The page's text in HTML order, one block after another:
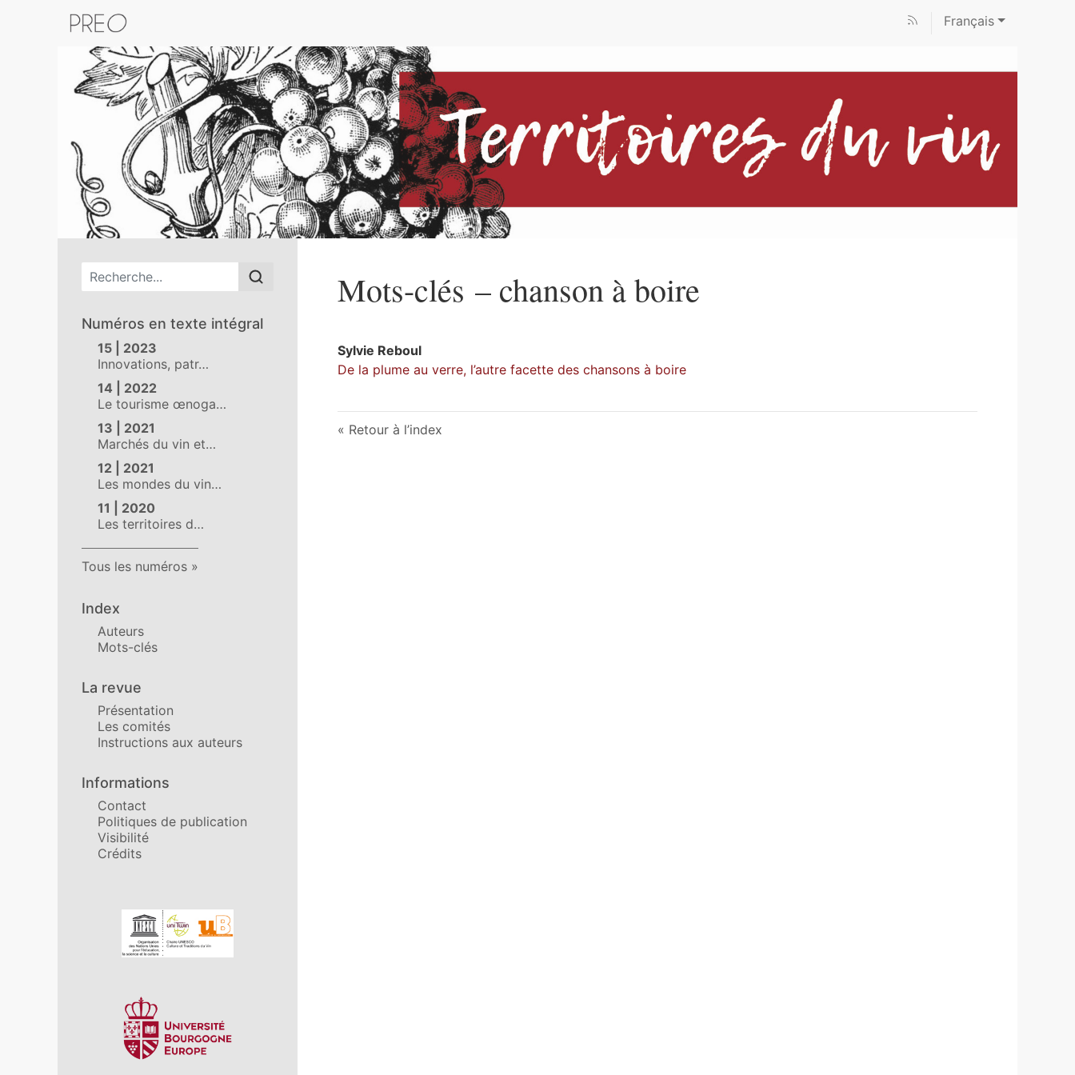
Français
Menu principal
Numéros en texte intégral
15 | 2023
Innovations, patr…
14 | 2022
Le tourisme œnoga…
13 | 2021
Marchés du vin et…
12 | 2021
Les mondes du vin…
11 | 2020
Les territoires d…
Tous les numéros
Index
Auteurs
Mots-clés
La revue
Présentation
Les comités
Instructions aux auteurs
Informations
Contact
Politiques de publication
Visibilité
Crédits
Affiliations/partenaires
Mots-clés – chanson à boire
Sylvie Reboul
De la plume au verre, l’autre facette des chansons à boire
Retour à l’index